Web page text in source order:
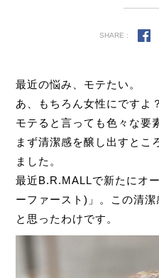
SHARE :
最近の悩み、モテたい。
あ、もちろん女性にですよ？
モテると言っても色々な要
まず清潔感を醸し出すとこ
ました。
最近B.R.MALLで新たにオ
ーファースト)」。この清
と思ったわけです。